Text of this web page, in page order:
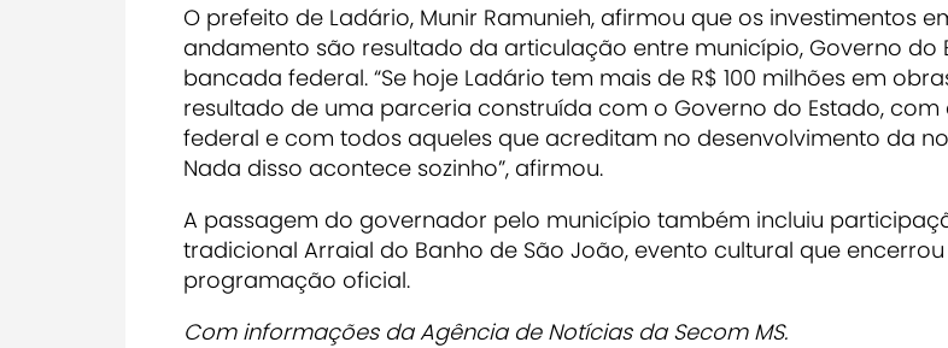
O prefeito de Ladário, Munir Ramunieh, afirmou que os investimentos
andamento são resultado da articulação entre município, Governo do
bancada federal. “Se hoje Ladário tem mais de R$ 100 milhões em
resultado de uma parceria construída com o Governo do Estado,
federal e com todos aqueles que acreditam no desenvolvimento da
Nada disso acontece sozinho”, afirmou.
A passagem do governador pelo município também incluiu
tradicional Arraial do Banho de São João, evento cultural que
programação oficial.
Com informações da Agência de Notícias da Secom MS.